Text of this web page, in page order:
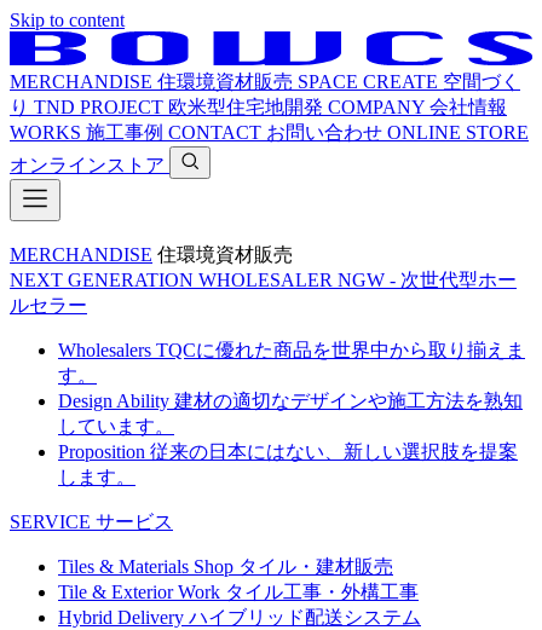
Skip to content
MERCHANDISE 住環境資材販売 SPACE CREATE 空間づく
り TND PROJECT 欧米型住宅地開発 COMPANY 会社情報
WORKS 施工事例 CONTACT お問い合わせ ONLINE STORE
オンラインストア
MERCHANDISE 住環境資材販売
NEXT GENERATION WHOLESALER NGW - 次世代型ホー
ルセラー
Wholesalers TQCに優れた商品を世界中から取り揃えま
す。
Design Ability 建材の適切なデザインや施工方法を熟知
しています。
Proposition 従来の日本にはない、新しい選択肢を提案
します。
SERVICE サービス
Tiles & Materials Shop タイル・建材販売
Tile & Exterior Work タイル工事・外構工事
Hybrid Delivery ハイブリッド配送システム